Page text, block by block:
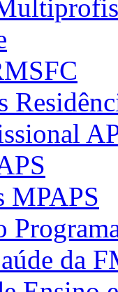
MPAPS
da